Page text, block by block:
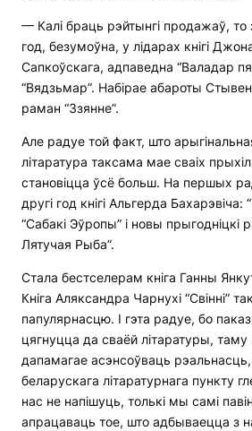
— Калі браць рэйтынгі продажаў, то
год, безумоўна, у лідарах кнігі
Сапкоўскага, адпаведна “Валадар
“Вядзьмар”. Набірае абароты
раман “Ззянне”.
Але радуе той факт, што
літаратура таксама мае сваіх
становіцца ўсё больш. На першых
другі год кнігі Альгерда Бахарэвіча:
“Сабакі Эўропы” і новы прыгодніцкі
Лятучая Рыба”.
Стала бестселерам кніга Ганны
Кніга Аляксандра Чарнухі “Свінні”
папулярнасцю. І гэта радуе, бо
цягнуцца да сваёй літаратуры, таму
дапамагае асэнсоўваць
беларускага літаратурнага пункту
нас не напішуць, толькі мы самі
апрацаваць тое, што адбываецца з